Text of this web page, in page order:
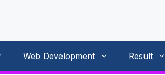
Web Development Result